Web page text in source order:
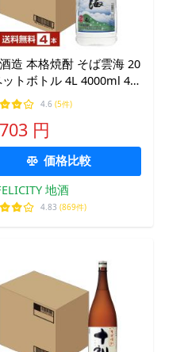
造 本格焼酎 そば雲海 20
トボトル 4L 4000ml 4
ース
4.6 (5件)
円
価格比較
地酒
4.83 (869件)